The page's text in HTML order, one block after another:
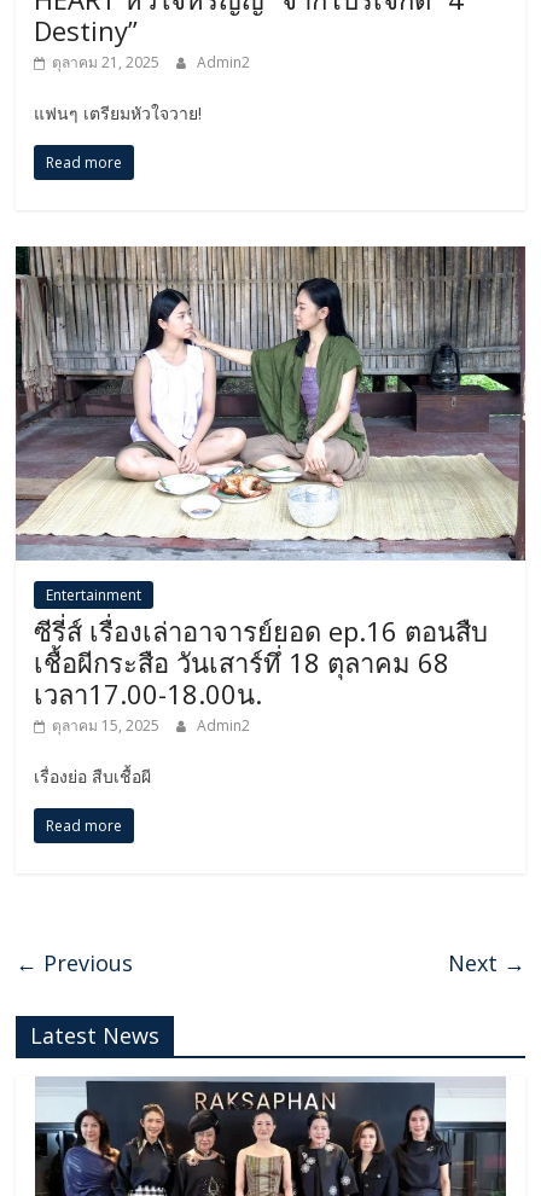
Destiny”
ตุลาคม 21, 2025 Admin2
แฟนๆ เตรียมหัวใจวาย!
Read more
Entertainment
ซีรี่ส์ เรื่องเล่าอาจารย์ยอด ep.16 ตอนสืบ
เชื้อผีกระสือ วันเสาร์ทึ่ 18 ตุลาคม 68
เวลา17.00-18.00น.
ตุลาคม 15, 2025 Admin2
เรื่องย่อ สืบเชื้อผี
Read more
← Previous Next →
Latest News